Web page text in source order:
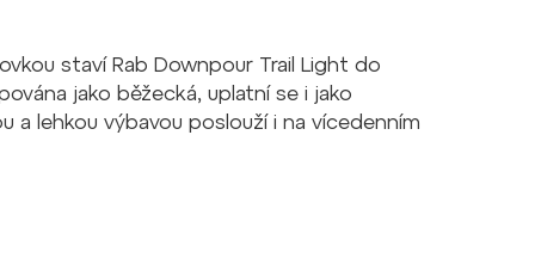
staví Rab Downpour Trail Light do
jako běžecká, uplatní se i jako
a lehkou výbavou poslouží i na vícedenním